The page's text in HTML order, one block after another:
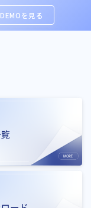
DEMOを見る